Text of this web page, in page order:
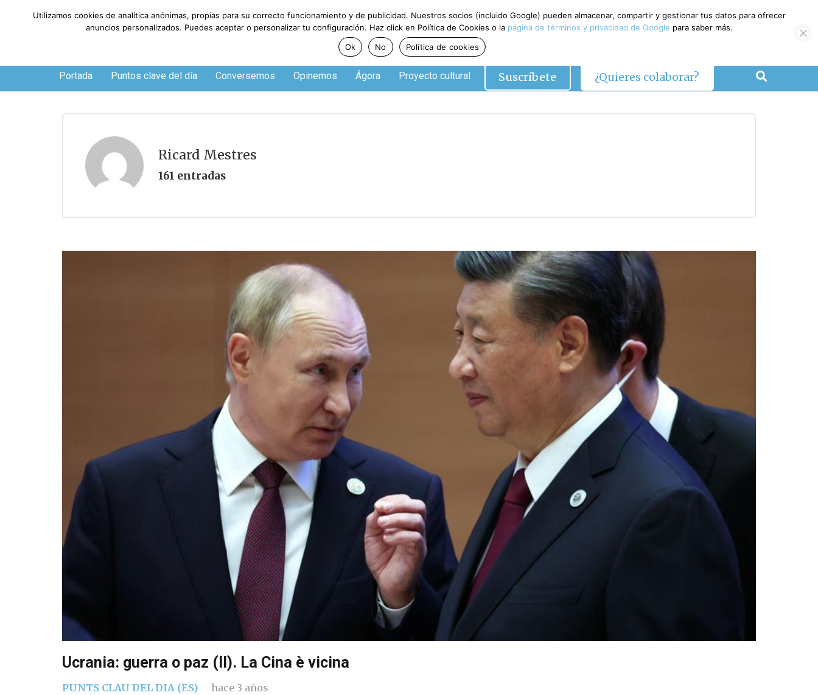
Sábado, 8 de agosto de 2026
Portada Puntos clave del día Conversemos Opinemos Ágora Proyecto cultural Suscríbete ¿Quieres colaborar?
Ricard Mestres
161 entradas
Ucrania: guerra o paz (II). La Cina è vicina
PUNTS CLAU DEL DIA (ES) hace 3 años
Utilizamos cookies de analítica anónimas, propias para su correcto funcionamiento y de publicidad. Nuestros socios (incluido Google) pueden almacenar, compartir y gestionar tus datos para ofrecer
anuncios personalizados. Puedes aceptar o personalizar tu configuración. Haz click en Política de Cookies o la página de términos y privacidad de Google para saber más.
Ok
No Política de cookies